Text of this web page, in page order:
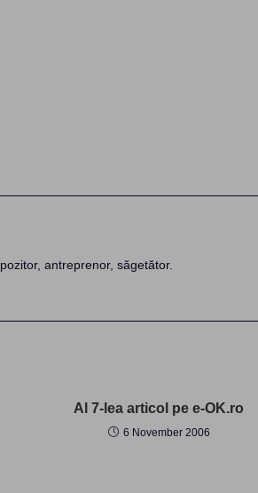
antreprenor, săgetător.
Al 7-lea articol pe e-OK.ro
6 November 2006